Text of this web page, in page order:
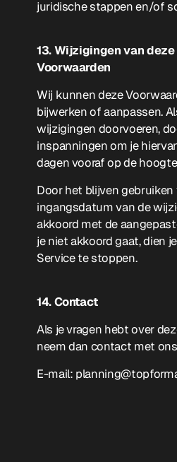
juridische stappen en/of
13. Wijzigingen van
Voorwaarden
Wij kunnen deze
bijwerken of aanpassen.
wijzigingen doorvoeren,
inspanningen om je
dagen vooraf op de
Door het blijven gebruiken
ingangsdatum van de
akkoord met de
je niet akkoord gaat, dien
Service te stoppen.
14. Contact
Als je vragen hebt over
neem dan contact met
E-mail: